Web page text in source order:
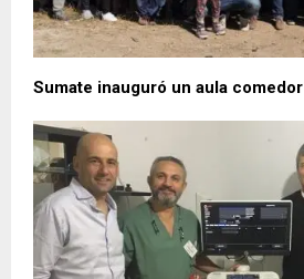
Sumate inauguró un aula comedor